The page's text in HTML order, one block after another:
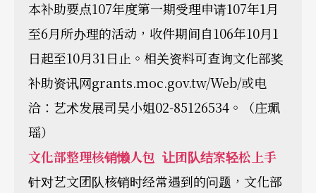
本补助要点107年度第一期受理申请107年1月
至6月所办理的活动，收件期间自106年10月1
日起至10月31日止。相关资料可查询文化部奖
补助资讯网grants.moc.gov.tw/Web/或电
洽：艺术发展司吴小姐02-85126534。（庄珮
瑶）
文化部整理核销懒人包 让团队结案轻松上手
针对艺文团队核销时经常遇到的问题，文化部